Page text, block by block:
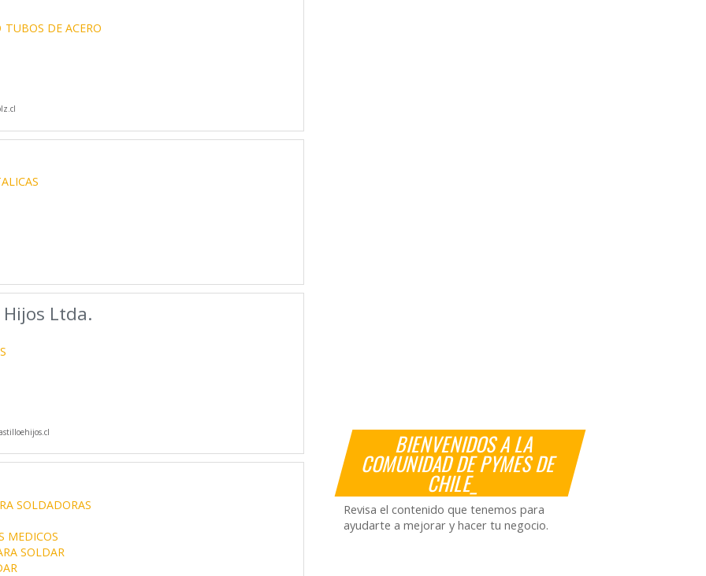
BIENVENIDOS A LA
COMUNIDAD DE PYMES DE
CHILE_
Revisa el contenido que tenemos para
ayudarte a mejorar y hacer tu negocio.
TUBOS DE ACERO
Ltda.
SOLDADORAS
MEDICOS
SOLDAR